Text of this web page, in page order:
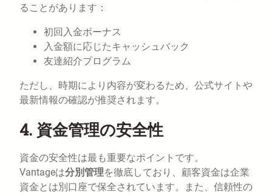
ることがあります：
初回入金ボーナス
入金額に応じたキャッシュバック
友達紹介プログラム
ただし、時期により内容が変わるため、公式サイトや
最新情報の確認が推奨されます。
4. 資金管理の安全性
資金の安全性は最も重要なポイントです。
Vantageは分別管理を徹底しており、顧客資金は企業
資金とは別口座で保全されています。また、信頼性の